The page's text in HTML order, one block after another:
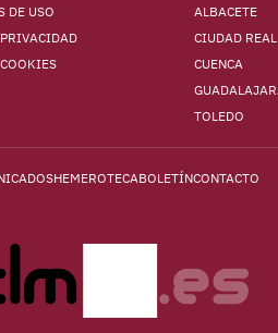
DE USO
ALBACETE
CIUDAD REAL
CUENCA
TOLEDO
HEMEROTECABOLETÍNCONTACTO